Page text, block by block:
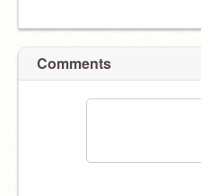
Comments